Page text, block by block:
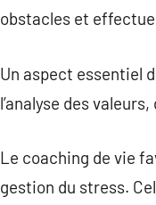
obstacles et
Un aspect essentiel
l’analyse des
Le coaching de vie
gestion du stress.